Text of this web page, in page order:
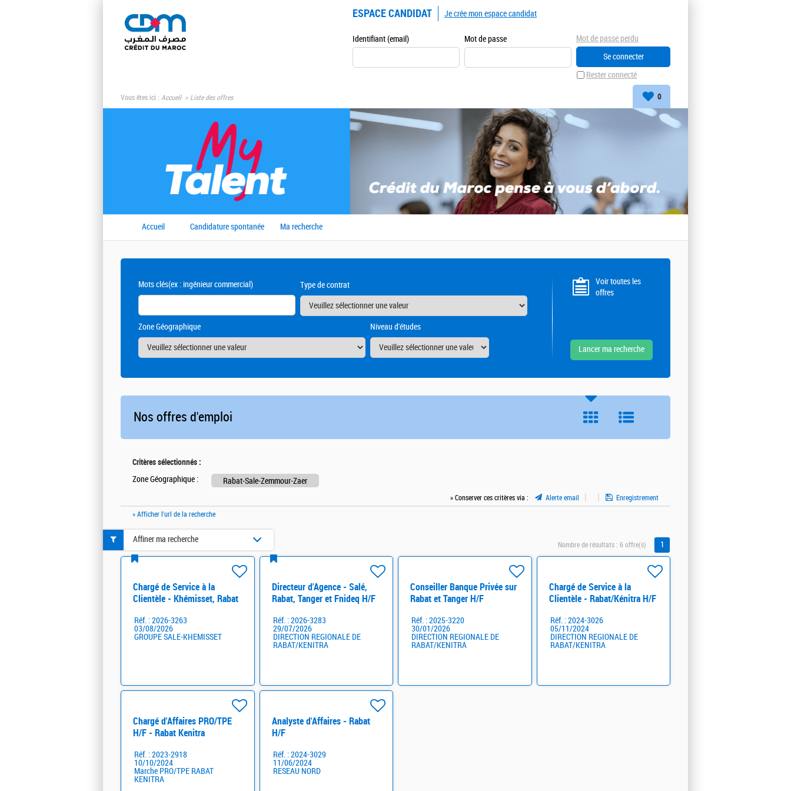
ESPACE CANDIDAT
Identifiant (email) Mot de passe
Rester connecté
Mot de passe perdu
Je crée mon espace candidat
Vous êtes ici : Accueil Liste des offres 0
Accueil Candidature spontanée Ma recherche
Mots clés(ex : ingénieur commercial) Type de contrat
Zone Géographique Niveau d'études
Voir toutes les
offres
Nos offres d'emploi
Critères sélectionnés :
Zone Géographique : Rabat-Sale-Zemmour-Zaer
» Conserver ces critères via : Alerte email
Enregistrement
» Afficher l'url de la recherche
Nombre de résultats : 6 offre(s) 1
Chargé de Service à la
Clientèle - Khémisset, Rabat
Réf. : 2026-3263
03/08/2026
GROUPE SALE-KHEMISSET
Directeur d'Agence - Salé,
Rabat, Tanger et Fnideq H/F
Réf. : 2026-3283
29/07/2026
DIRECTION REGIONALE DE
RABAT/KENITRA
Conseiller Banque Privée sur
Rabat et Tanger H/F
Réf. : 2025-3220
30/01/2026
DIRECTION REGIONALE DE
RABAT/KENITRA
Chargé de Service à la
Clientèle - Rabat/Kénitra H/F
Réf. : 2024-3026
05/11/2024
DIRECTION REGIONALE DE
RABAT/KENITRA
Chargé d'Affaires PRO/TPE
H/F - Rabat Kenitra
Réf. : 2023-2918
10/10/2024
Marche PRO/TPE RABAT
KENITRA
Analyste d'Affaires - Rabat
H/F
Réf. : 2024-3029
11/06/2024
RESEAU NORD
Affiner ma recherche